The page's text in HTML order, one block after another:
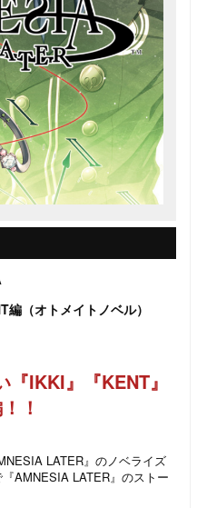
（オトメイトノベル）
IKKI』『KENT』
！
LATER』のノベライズ
AMNESIA LATER』のストー